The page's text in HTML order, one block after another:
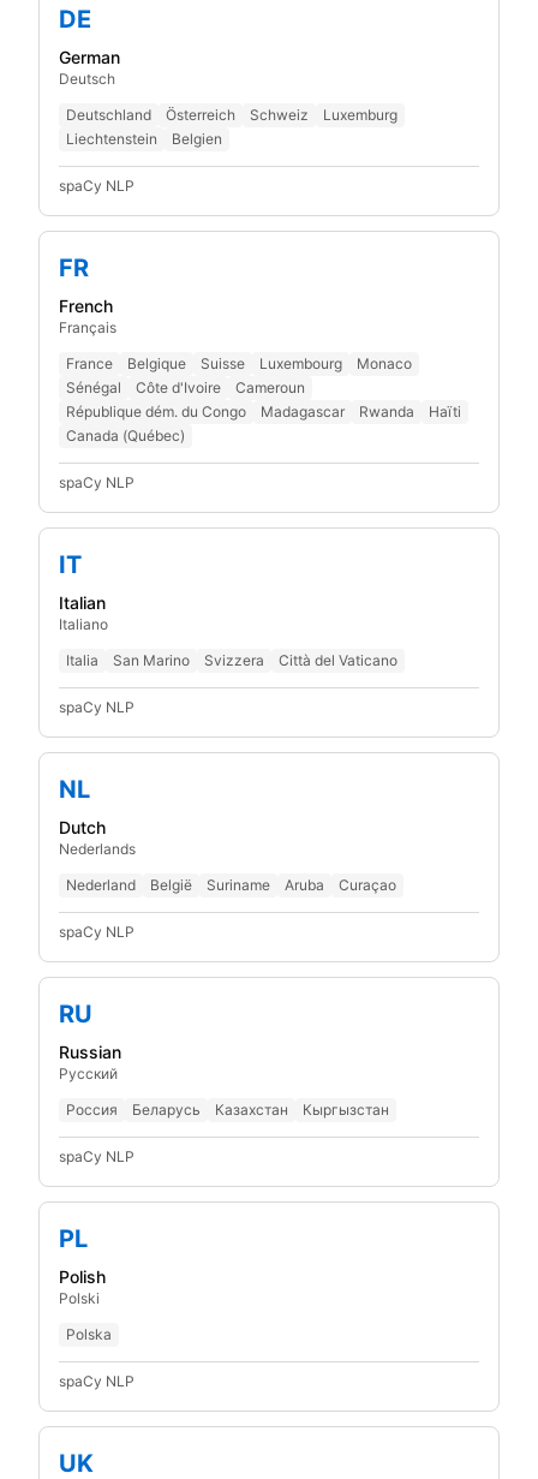
DE
German
Deutsch
Deutschland
Österreich Schweiz
Luxemburg
Liechtenstein
Belgien
spaCy NLP
FR
French
Français
France
Belgique Suisse Luxembourg
Monaco
Sénégal
Côte d'Ivoire
Cameroun
République dém. du Congo
Madagascar Rwanda
Haïti
Canada (Québec)
spaCy NLP
IT
Italian
Italiano
Italia
San Marino Svizzera Città del Vaticano
spaCy NLP
NL
Dutch
Nederlands
Nederland
België Suriname Aruba Curaçao
spaCy NLP
RU
Russian
Русский
Россия
Беларусь Казахстан Кыргызстан
spaCy NLP
PL
Polish
Polski
Polska
spaCy NLP
UK